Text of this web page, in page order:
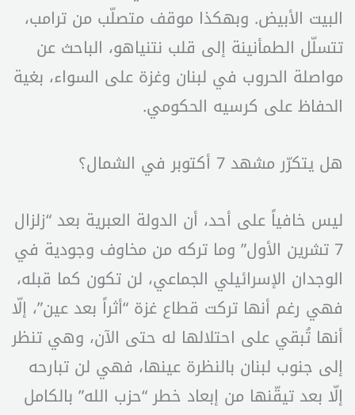
البيت الأبيض. وبهكذا موقف متصلّب من ترامب،
تتسلّل الطمأنينة إلى قلب نتنياهو، الباحث عن
مواصلة الحروب في لبنان وغزة على السواء، بغية
الحفاظ على كرسيه الحكومي.
هل يتكرّر مشهد 7 أكتوبر في الشمال؟
ليس خافياً على أحد، أن الدولة العبرية بعد “زلزال
7 تشرين الأول” وما تركه من مخاوف وجودية في
الوجدان الإسرائيلي الجماعي، لن تكون كما قبله،
فهي رغم أنها تركت قطاع غزة “أثراً بعد عين”، إلّا
أنها تُبقي على احتلالها له حتى الآن، وهي تنظر
إلى جنوب لبنان بالنظرة عينها، فهي لن تبارحه
إلّا بعد تيقّنها من إبعاد خطر “حزب الله” بالكامل